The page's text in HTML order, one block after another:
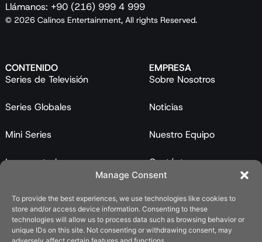
Manage Consent
To provide the best experiences, we use technologies like cookies to
store and/or access device information. Consenting to these
technologies will allow us to process data such as browsing behavior or
unique IDs on this site. Not consenting or withdrawing consent, may
Llámanos: +90 (216) 999 4 999
© 2026 Calinos Entertainment, All rights Reserved.
CONTENIDO
Series de Televisión
Series Globales
Mini Series
Largometrajes
Catálogo
EMPRESA
Sobre Nosotros
Noticias
Nuestro Equipo
Contáctanos
LEGAL